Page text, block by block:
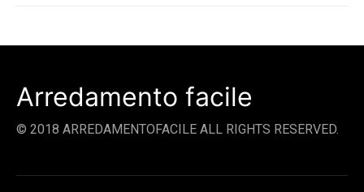
Arredamento facile
© 2018 ARREDAMENTOFACILE ALL RIGHTS RESERVED.